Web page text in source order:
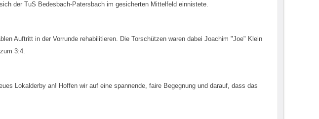
der TuS Bedesbach-Patersbach im gesicherten Mittelfeld einnistete.
Auftritt in der Vorrunde rehabilitieren. Die Torschützen waren dabei Joachim "Joe" Klein
3:4.
Lokalderby an! Hoffen wir auf eine spannende, faire Begegnung und darauf, dass das